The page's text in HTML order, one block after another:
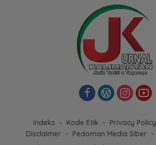
Indeks Kode Etik Privacy Policy
Disclaimer
Pedoman Media Siber